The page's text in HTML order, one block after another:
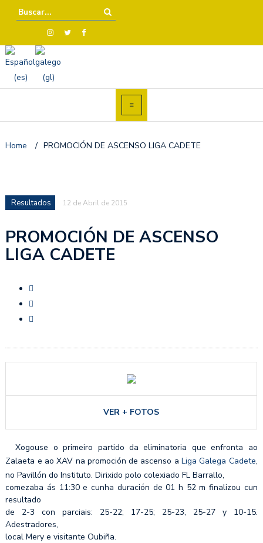
Home / PROMOCIÓN DE ASCENSO LIGA CADETE
Resultados 12 de Abril de 2015
PROMOCIÓN DE ASCENSO
LIGA CADETE
VER + FOTOS
Xogouse o primeiro partido da eliminatoria que enfronta ao
Zalaeta e ao XAV na promoción de ascenso aLiga Galega Cadete,
no Pavillón do Instituto. Dirixido polo colexiado FL Barrallo,
comezaba ás 11:30 e cunha duración de 01 h 52 m finalizou cun
resultado
de 2-3 con parciais: 25-22; 17-25; 25-23, 25-27 y 10-15.
Adestradores,
local Mery e visitante Oubiña.